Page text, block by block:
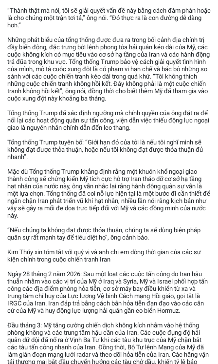
“Thành thật mà nói, tôi sẽ giải quyết vấn đề này bằng cách đàm phán hoặc
là cho chúng một trận tơi tả,” ông nói. “Đó thực ra là con đường dễ dàng
hơn.”
Những phát biểu của tổng thống được đưa ra trong bối cảnh địa chính trị
đầy biến động, đặc trưng bởi lệnh phong tỏa hải quân kéo dài của Mỹ, các
cuộc không kích có mục tiêu vào cơ sở hạ tầng của Iran và các hành động
trả đũa trong khu vực. Tổng thống Trump bảo vệ cách giải quyết tình hình
của mình, mô tả cuộc xung đột là có phạm vi hạn chế và bác bỏ những so
sánh với các cuộc chiến tranh kéo dài trong quá khứ. “Tôi không thích
những cuộc chiến tranh không hồi kết. Đây không phải là một cuộc chiến
tranh không hồi kết”, ông nói, đồng thời cho biết thêm Mỹ đã tham gia vào
cuộc xung đột này khoảng ba tháng.
Tổng thống Trump đã xác định ngưỡng mà chính quyền của ông đặt ra để
nối lại các hoạt động quân sự tấn công, viện dẫn việc thiếu động lực ngoại
giao là nguyên nhân chính dẫn đến leo thang.
Tổng thống Trump tuyên bố: “Giới hạn đỏ của tôi là nếu tôi nghĩ mình sẽ
không đạt được thỏa thuận, hoặc nếu tôi không đạt được thỏa thuận đủ
nhanh”.
Mặc dù Tổng thống Trump khẳng định rằng một khuôn khổ ngoại giao
thành công sẽ chứng kiến Mỹ tích cực hỗ trợ Iran tháo dỡ cơ sở hạ tầng
hạt nhân của nước này, ông vẫn nhắc lại rằng hành động quân sự vẫn là
một lựa chọn. Tổng thống đã coi nỗ lực hiện tại là một bước đi cần thiết để
ngăn chặn Iran phát triển vũ khí hạt nhân, nhiều lần nói rằng kịch bản như
vậy sẽ gây ra mối đe dọa trực tiếp đối với Mỹ và các đồng minh của nước
này.
“Nếu chúng ta không đạt được thỏa thuận, chúng ta sẽ dùng biện pháp
quân sự rất mạnh tay để tiêu diệt họ”, ông cảnh báo.
Kim Thúy xin tóm tắt với quý vị và anh chị em dòng thời gian của các sự
kiện chính trong cuộc chiến tranh Iran
Ngày 28 tháng 2 năm 2026: Sau một loạt các cuộc tấn công do Iran hậu
thuẫn nhằm vào các vị trí của Mỹ ở Iraq và Syria, Mỹ và Israel phối hợp tấn
công các địa điểm phóng hỏa tiễn, cơ sở máy bay điều khiển từ xa và
trung tâm chỉ huy của Lực lượng Vệ binh Cách mạng Hồi giáo, gọi tắt là
IRGC của Iran. Iran đáp trả bằng cách bắn hỏa tiễn đạn đạo vào các căn
cứ của Mỹ và huy động lực lượng hải quân gần eo biển Hormuz.
Đầu tháng 3: Mỹ tăng cường chiến dịch không kích nhằm vào hệ thống
phòng không và các trung tâm hậu cần của Iran. Các cuộc đụng độ hải
quân dữ dội đã nổ ra ở Vịnh Ba Tư khi các tàu khu trục của Mỹ chặn bắt
các tàu tấn công nhanh của Iran. Đồng thời, Bộ Tư lệnh Mạng của Mỹ đã
làm gián đoạn mạng lưới radar và theo dõi hỏa tiễn của Iran. Các hãng vận
tải thương mại bắt đầu chuyển hướng các tàu chở dầu, khiến tỷ lệ bảo